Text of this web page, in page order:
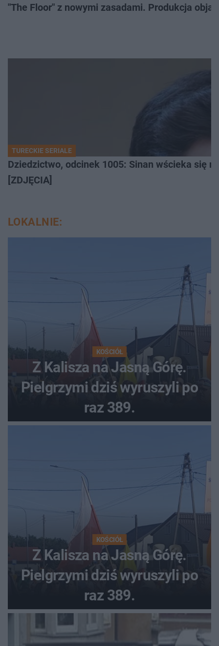
"The Floor" z nowymi zasadami. Produkcja
TURECKIE SERIALE
Dziedzictwo, odcinek 1005: Sinan wścieka się
[ZDJĘCIA]
LOKALNIE:
KOŚCIÓŁ
Z Kalisza na Jasną Górę.
Pielgrzymi dziś wyruszyli po
raz 389.
KOŚCIÓŁ
Z Kalisza na Jasną Górę.
Pielgrzymi dziś wyruszyli po
raz 389.